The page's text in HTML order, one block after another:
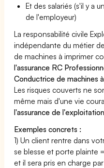
Et des salariés (s'il y a
de l'employeur)
La responsabilité civile
indépendante du métier
de machines à imprimer
l'assurance RC
Conductrice de machines
Les risques couverts ne
même mais d'une vie
l'assurance de
Exemples concrets :
1) Un client rentre dans
se blesse et porte plainte
et il sera pris en charge